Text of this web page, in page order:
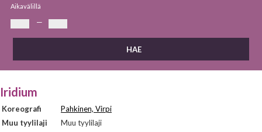
Aikavälillä
—
Iridium
Koreografi
Pahkinen, Virpi
Muu tyylilaji
Muu tyylilaji